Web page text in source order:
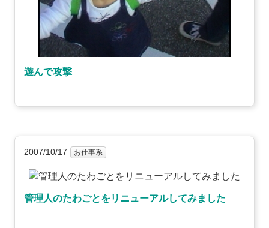
遊んで攻撃
2007/10/17 お仕事系
管理人のたわごとをリニューアルしてみました